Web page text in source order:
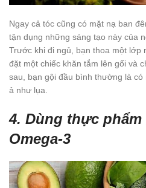
Ngay cả tóc cũng có mặt nạ ban
tận dụng những sáng tạo này của
Trước khi đi ngủ, bạn thoa một lớp
đặt một chiếc khăn tắm lên gối và
sau, bạn gội đầu bình thường là
ả như lụa.
4. Dùng thực
Omega-3